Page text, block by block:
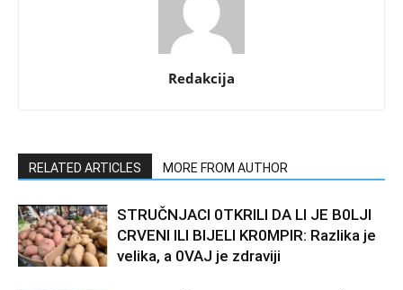
Redakcija
RELATED ARTICLES MORE FROM AUTHOR
STRUČNJACI 0TKRILI DA LI JE B0LJI
CRVENI ILI BIJELI KR0MPIR: Razlika je
velika, a 0VAJ je zdraviji